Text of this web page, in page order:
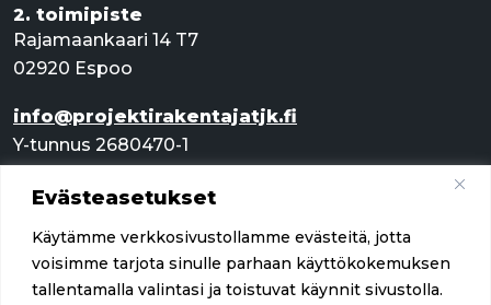
Evästeasetukset
Käytämme verkkosivustollamme evästeitä, jotta
voisimme tarjota sinulle parhaan käyttökokemuksen
tallentamalla valintasi ja toistuvat käynnit sivustolla.
2. toimipiste
Rajamaankaari 14 T7
02920 Espoo
info@projektirakentajatjk.fi
Y-tunnus 2680470-1
Pikalinkit
Palvelut
Referenssit